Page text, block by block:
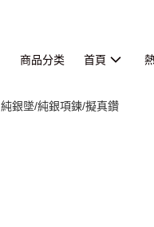
商品分类 首頁
純銀墜/純銀項鍊/擬真鑽